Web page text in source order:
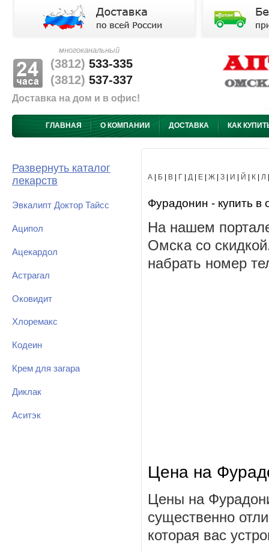
многоканальный
(3812) 533-335
(3812) 537-337
Доставка на дом и в офис!
ГЛАВНАЯ О КОМПАНИИ ДОСТАВКА КАК
Развернуть каталог
лекарств
Эвкалипт Доктор Тайсс
Аципол
Ацекардол
Астрагал
Оковидит
Хлоремакс
Кодеин
Крем для загара
Диклак
Аситэк
А Б В Г Д Е Ж З И Й К Л
Фурадонин - купить в
На нашем
Омска со
набрать номер
Цена на
Цены на
существенно
которая вас